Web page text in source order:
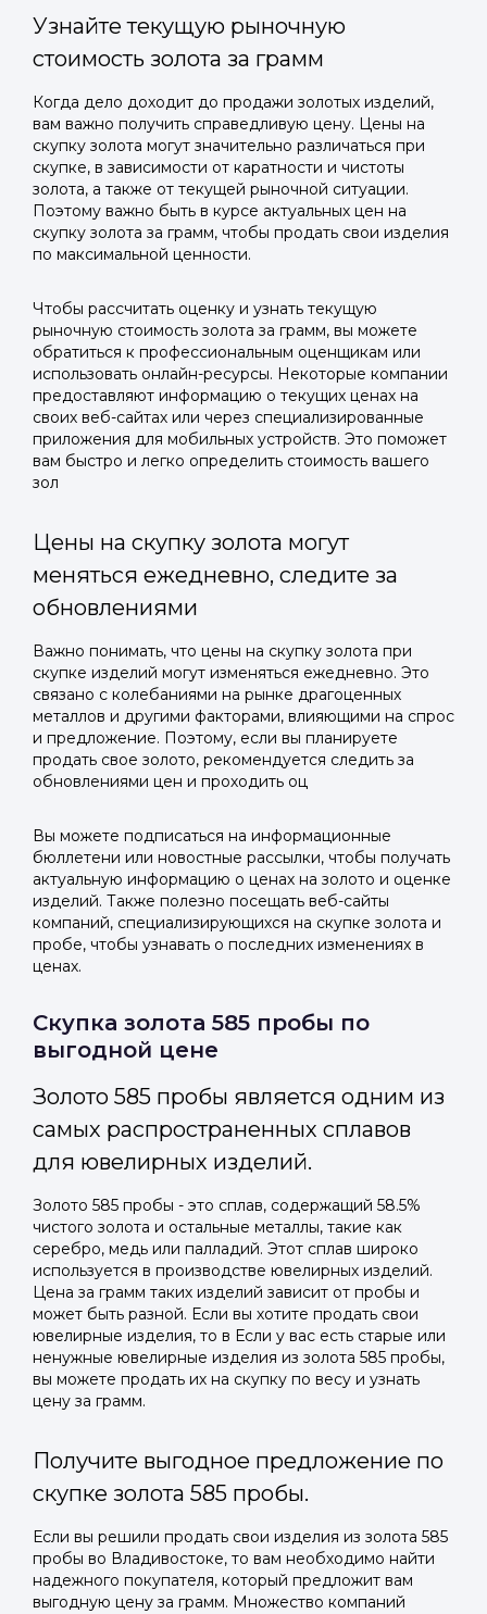
Узнайте текущую рыночную
стоимость золота за грамм
Когда дело доходит до продажи золотых изделий,
вам важно получить справедливую цену. Цены на
скупку золота могут значительно различаться при
скупке, в зависимости от каратности и чистоты
золота, а также от текущей рыночной ситуации.
Поэтому важно быть в курсе актуальных цен на
скупку золота за грамм, чтобы продать свои изделия
по максимальной ценности.
Чтобы рассчитать оценку и узнать текущую
рыночную стоимость золота за грамм, вы можете
обратиться к профессиональным оценщикам или
использовать онлайн-ресурсы. Некоторые компании
предоставляют информацию о текущих ценах на
своих веб-сайтах или через специализированные
приложения для мобильных устройств. Это поможет
вам быстро и легко определить стоимость вашего
зол
Цены на скупку золота могут
меняться ежедневно, следите за
обновлениями
Важно понимать, что цены на скупку золота при
скупке изделий могут изменяться ежедневно. Это
связано с колебаниями на рынке драгоценных
металлов и другими факторами, влияющими на спрос
и предложение. Поэтому, если вы планируете
продать свое золото, рекомендуется следить за
обновлениями цен и проходить оц
Вы можете подписаться на информационные
бюллетени или новостные рассылки, чтобы получать
актуальную информацию о ценах на золото и оценке
изделий. Также полезно посещать веб-сайты
компаний, специализирующихся на скупке золота и
пробе, чтобы узнавать о последних изменениях в
ценах.
Скупка золота 585 пробы по
выгодной цене
Золото 585 пробы является одним из
самых распространенных сплавов
для ювелирных изделий.
Золото 585 пробы - это сплав, содержащий 58.5%
чистого золота и остальные металлы, такие как
серебро, медь или палладий. Этот сплав широко
используется в производстве ювелирных изделий.
Цена за грамм таких изделий зависит от пробы и
может быть разной. Если вы хотите продать свои
ювелирные изделия, то в Если у вас есть старые или
ненужные ювелирные изделия из золота 585 пробы,
вы можете продать их на скупку по весу и узнать
цену за грамм.
Получите выгодное предложение по
скупке золота 585 пробы.
Если вы решили продать свои изделия из золота 585
пробы во Владивостоке, то вам необходимо найти
надежного покупателя, который предложит вам
выгодную цену за грамм. Множество компаний